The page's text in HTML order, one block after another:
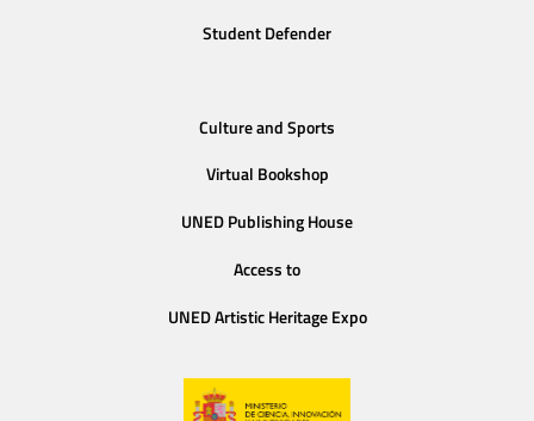
Student Defender
Culture and Sports
Virtual Bookshop
UNED Publishing House
Access to
UNED Artistic Heritage Expo